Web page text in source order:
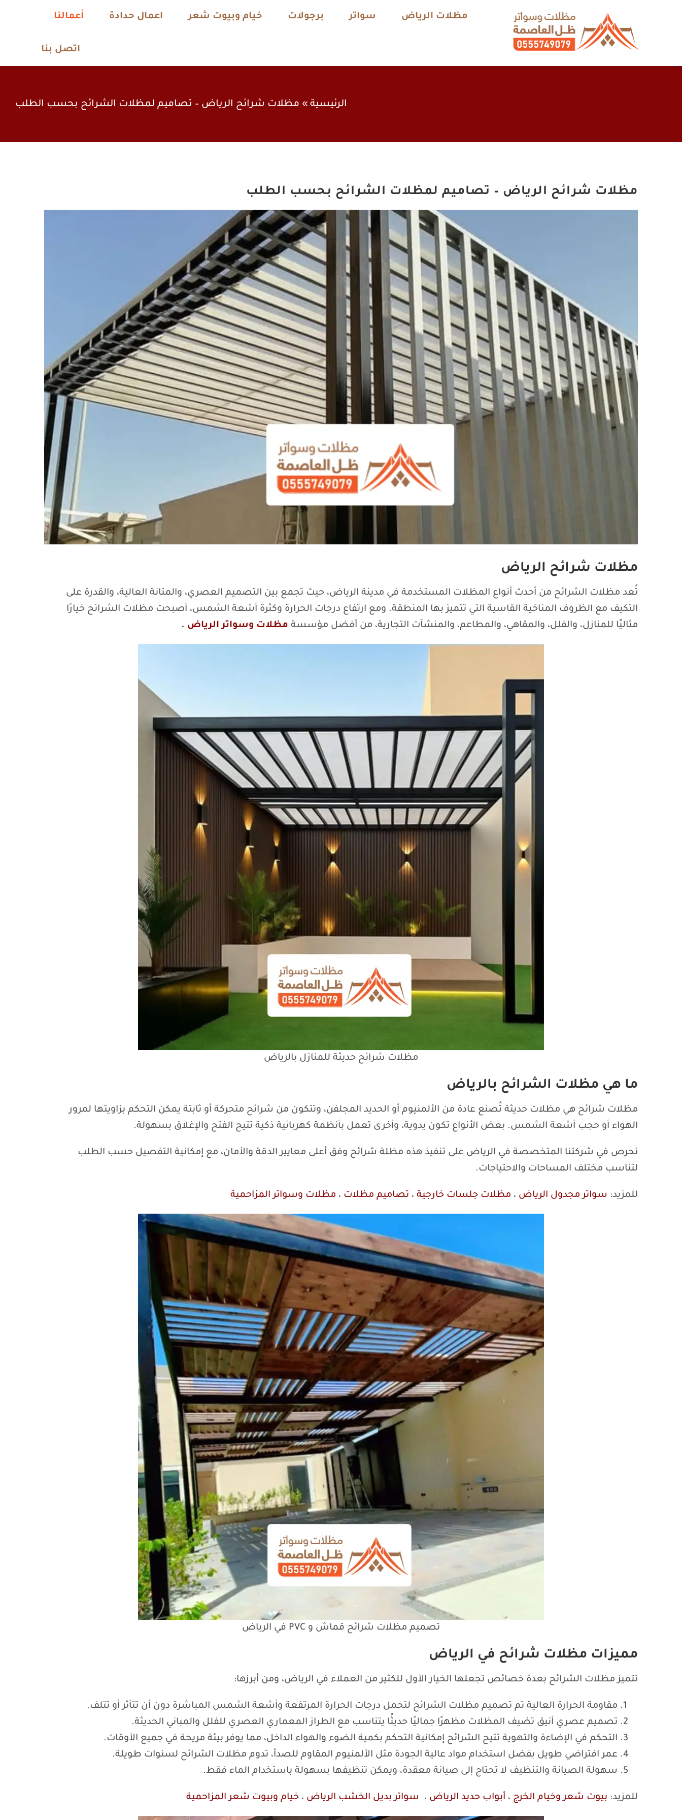
مظلات الرياض سواتر برجولات خيام وبيوت شعر اعمال حدادة أعمالنا
اتصل بنا
الرئيسية » مظلات شرائح الرياض – تصاميم لمظلات الشرائح بحسب الطلب
مظلات شرائح الرياض – تصاميم لمظلات الشرائح بحسب الطلب
مظلات شرائح الرياض
تُعد مظلات الشرائح من أحدث أنواع المظلات المستخدمة في مدينة الرياض، حيث تجمع بين التصميم العصري، والمتانة العالية، والقدرة على
التكيف مع الظروف المناخية القاسية التي تتميز بها المنطقة. ومع ارتفاع درجات الحرارة وكثرة أشعة الشمس، أصبحت مظلات الشرائح خيارًا
مثاليًا للمنازل، والفلل، والمقاهي، والمطاعم، والمنشآت التجارية، من أفضل مؤسسة مظلات وسواتر الرياض .
مظلات شرائح حديثة للمنازل بالرياض
ما هي مظلات الشرائح بالرياض
مظلات شرائح هي مظلات حديثة تُصنع عادة من الألمنيوم أو الحديد المجلفن، وتتكون من شرائح متحركة أو ثابتة يمكن التحكم بزاويتها لمرور
الهواء أو حجب أشعة الشمس. بعض الأنواع تكون يدوية، وأخرى تعمل بأنظمة كهربائية ذكية تتيح الفتح والإغلاق بسهولة.
نحرص في شركتنا المتخصصة في الرياض على تنفيذ هذه مظلة شرائح وفق أعلى معايير الدقة والأمان، مع إمكانية التفصيل حسب الطلب
لتناسب مختلف المساحات والاحتياجات.
للمزيد: سواتر مجدول الرياض ، مظلات جلسات خارجية ، تصاميم مظلات ، مظلات وسواتر المزاحمية
تصميم مظلات شرائح قماش و PVC في الرياض
مميزات مظلات شرائح في الرياض
تتميز مظلات الشرائح بعدة خصائص تجعلها الخيار الأول للكثير من العملاء في الرياض، ومن أبرزها:
مقاومة الحرارة العالية تم تصميم مظلات الشرائح لتحمل درجات الحرارة المرتفعة وأشعة الشمس المباشرة دون أن تتأثر أو تتلف.
تصميم عصري أنيق تضيف المظلات مظهرًا جماليًا حديثًا يتناسب مع الطراز المعماري العصري للفلل والمباني الحديثة.
التحكم في الإضاءة والتهوية تتيح الشرائح إمكانية التحكم بكمية الضوء والهواء الداخل، مما يوفر بيئة مريحة في جميع الأوقات.
عمر افتراضي طويل بفضل استخدام مواد عالية الجودة مثل الألمنيوم المقاوم للصدأ، تدوم مظلات الشرائح لسنوات طويلة.
سهولة الصيانة والتنظيف لا تحتاج إلى صيانة معقدة، ويمكن تنظيفها بسهولة باستخدام الماء فقط.
للمزيد: بيوت شعر وخيام الخرج ، أبواب حديد الرياض ، سواتر بديل الخشب الرياض ، خيام وبيوت شعر المزاحمية